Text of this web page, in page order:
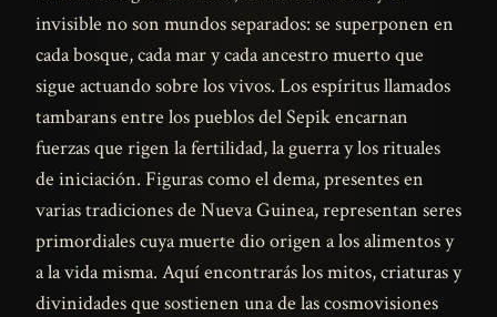
invisible no son mundos separados: se superponen en
cada bosque, cada mar y cada ancestro muerto que
sigue actuando sobre los vivos. Los espíritus llamados
tambarans entre los pueblos del Sepik encarnan
fuerzas que rigen la fertilidad, la guerra y los rituales
de iniciación. Figuras como el dema, presentes en
varias tradiciones de Nueva Guinea, representan seres
primordiales cuya muerte dio origen a los alimentos y
a la vida misma. Aquí encontrarás los mitos, criaturas y
divinidades que sostienen una de las cosmovisiones